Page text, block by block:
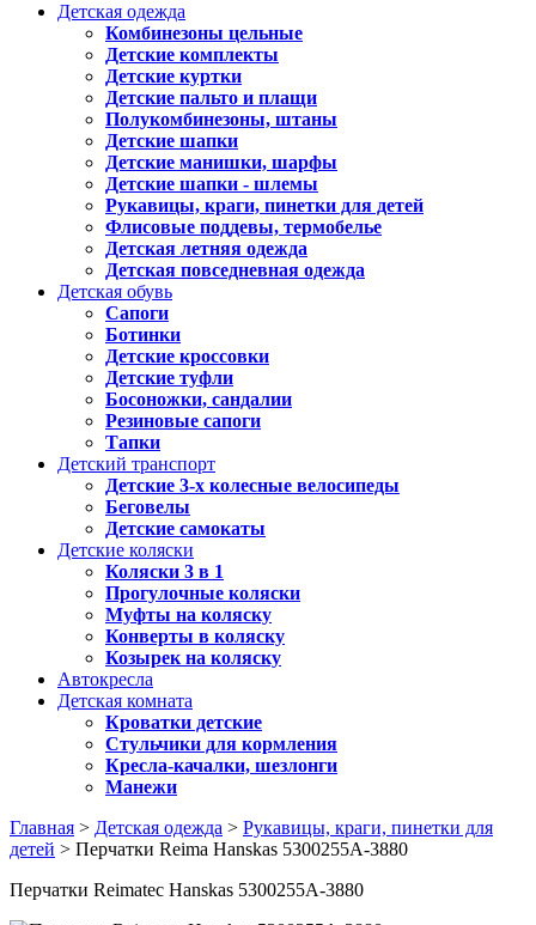
Детская одежда
Комбинезоны цельные
Детские комплекты
Детские куртки
Детские пальто и плащи
Полукомбинезоны, штаны
Детские шапки
Детские манишки, шарфы
Детские шапки - шлемы
Рукавицы, краги, пинетки для детей
Флисовые поддевы, термобелье
Детская летняя одежда
Детская повседневная одежда
Детская обувь
Сапоги
Ботинки
Детские кроссовки
Детские туфли
Босоножки, сандалии
Резиновые сапоги
Тапки
Детский транспорт
Детские 3-х колесные велосипеды
Беговелы
Детские самокаты
Детские коляски
Коляски 3 в 1
Прогулочные коляски
Муфты на коляску
Конверты в коляску
Козырек на коляску
Автокресла
Детская комната
Кроватки детские
Стульчики для кормления
Кресла-качалки, шезлонги
Манежи
Главная > Детская одежда > Рукавицы, краги, пинетки для
детей > Перчатки Reima Hanskas 5300255A-3880
Перчатки Reimatec Hanskas 5300255A-3880